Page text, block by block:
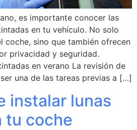
es importante conocer las
en tu vehículo. No solo
coche, sino que también ofrecen
privacidad y seguridad.
en verano La revisión de
una de las tareas previas a […]
instalar lunas
tu coche